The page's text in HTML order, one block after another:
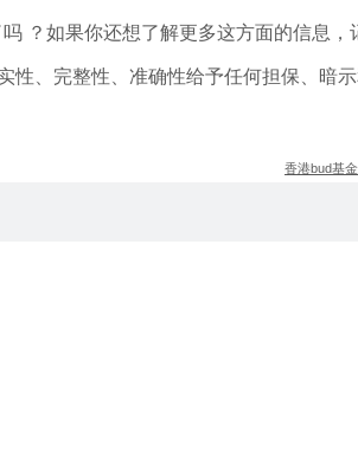
？如果你还想了解更多这方面的信息，
、完整性、准确性给予任何担保、暗
香港bud基